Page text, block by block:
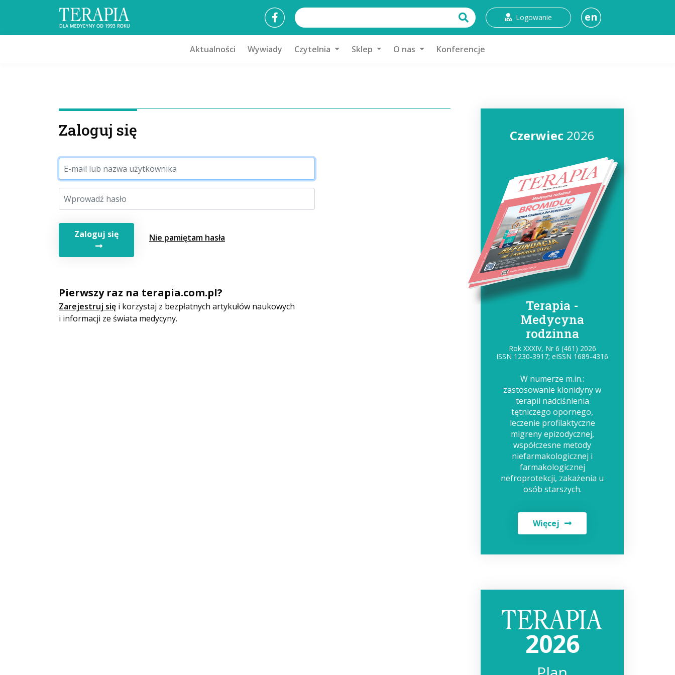
Logowanie en
Aktualności Wywiady Czytelnia Sklep O nas Konferencje
Zaloguj się
Zaloguj się Nie pamiętam hasła
Pierwszy raz na terapia.com.pl?
Zarejestruj się i korzystaj z bezpłatnych artykułów naukowych
i informacji ze świata medycyny.
Czerwiec 2026
Terapia -
Medycyna
rodzinna
Rok XXXIV, Nr 6 (461) 2026
ISSN 1230-3917; eISSN 1689-4316
W numerze m.in.:
zastosowanie klonidyny w
terapii nadciśnienia
tętniczego opornego,
leczenie profilaktyczne
migreny epizodycznej,
współczesne metody
niefarmakologicznej i
farmakologicznej
nefroprotekcji, zakażenia u
osób starszych.
Więcej
2026